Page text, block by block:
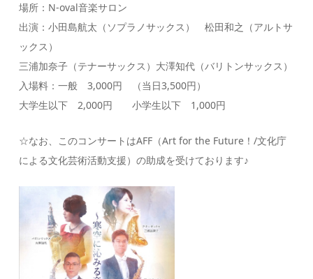
場所：N-oval音楽サロン
出演：小田島航太（ソプラノサックス） 松田和之（アルトサ
ックス）
三浦加奈子（テナーサックス）大澤知代（バリトンサックス）
入場料：一般 3,000円 （当日3,500円）
大学生以下 2,000円 小学生以下 1,000円
☆なお、このコンサートはAFF（Art for the Future！/文化庁
による文化芸術活動支援）の助成を受けております♪